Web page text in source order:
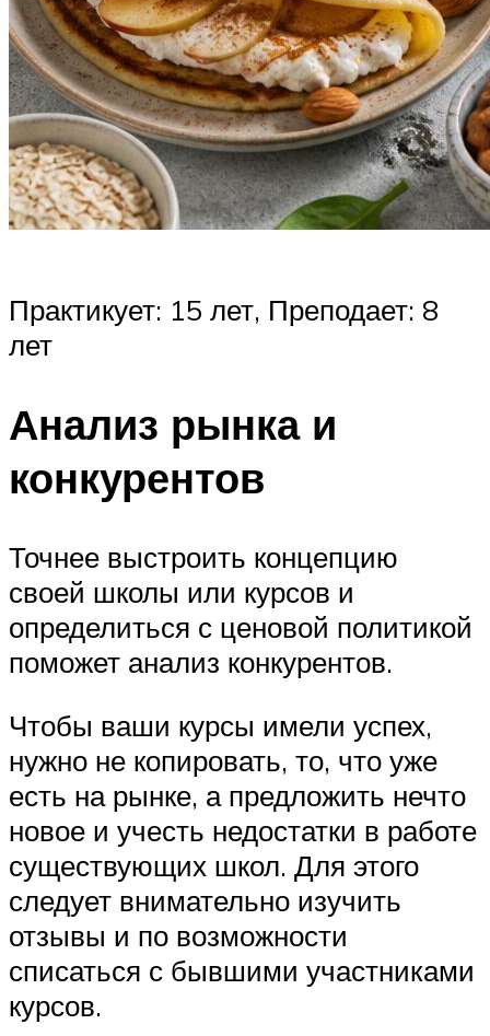
Практикует: 15 лет, Преподает: 8
лет
Анализ рынка и
конкурентов
Точнее выстроить концепцию
своей школы или курсов и
определиться с ценовой политикой
поможет анализ конкурентов.
Чтобы ваши курсы имели успех,
нужно не копировать, то, что уже
есть на рынке, а предложить нечто
новое и учесть недостатки в работе
существующих школ. Для этого
следует внимательно изучить
отзывы и по возможности
списаться с бывшими участниками
курсов.